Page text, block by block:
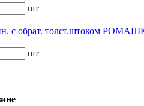
шт
с обрат. толст.штоком
шт